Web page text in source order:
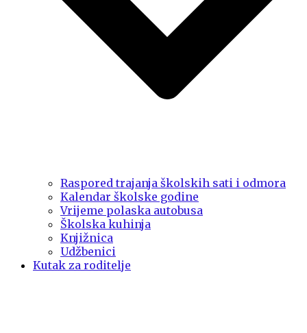
Raspored trajanja školskih sati i odmora
Kalendar školske godine
Vrijeme polaska autobusa
Školska kuhinja
Knjižnica
Udžbenici
Kutak za roditelje